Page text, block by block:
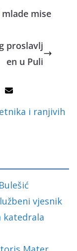
mise
proslavlj
en u Puli